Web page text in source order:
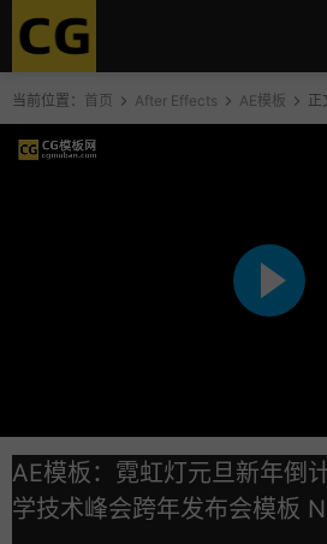
当前位置： 首页 After Effects AE模板 正
AE模板：霓虹灯元旦新年倒
学技术峰会跨年发布会模板